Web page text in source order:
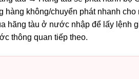
hàng không/chuyển phát nhanh
hãng tàu ở nước nhập để lấy lệnh
thông quan tiếp theo.